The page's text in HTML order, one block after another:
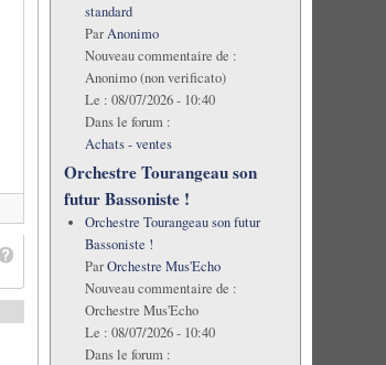
standard
ParAnonimo
Nouveau commentaire de :
Anonimo (non verificato)
Le : 08/07/2026 - 10:40
Dans le forum :
Achats - ventes
Orchestre Tourangeau son
futur Bassoniste !
Orchestre Tourangeau son futur
Bassoniste !
ParOrchestre Mus'Echo
Nouveau commentaire de :
Orchestre Mus'Echo
Le : 08/07/2026 - 10:40
Dans le forum :